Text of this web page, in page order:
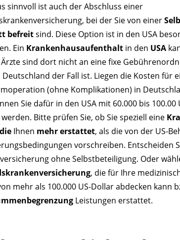
sinnvoll ist auch der Abschluss einer
bei der Sie von einer
befreitsind. Diese Option ist in den USA
Ein Krankenhausaufenthalt in den USA
sind dort nicht an eine fixe
Deutschland der Fall ist. Liegen die Kosten für
(ohne Komplikationen) in
Sie dafür in den USA mit 60.000 bis 100.00
Bitte prüfen Sie, ob Sie speziell eine
die Ihnen mehr erstattet, als die von der US-
vorschreiben. Entscheiden
ohne Selbstbeteiligung. Oder
, die für Ihre
mehr als 100.000 US-Dollar abdecken kann
Leistungen erstattet.